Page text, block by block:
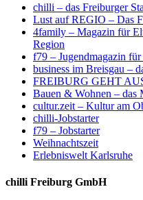
chilli – das Freiburger
Lust auf REGIO – Das
4family – Magazin für
Region
f79 – Jugendmagazin
business im Breisgau –
FREIBURG GEHT
Bauen & Wohnen – das
cultur.zeit – Kultur am
chilli-Jobstarter
f79 – Jobstarter
Weihnachtszeit
Erlebniswelt Karlsruhe
chilli Freiburg GmbH